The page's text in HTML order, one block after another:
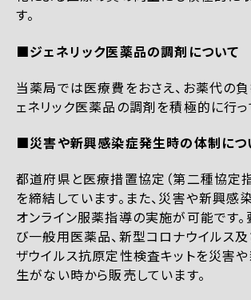
す。
■ジェネリック医薬品の調剤について
当薬局では医療費をおさえ、お薬代の
ェネリック医薬品の調剤を積極的に行っ
■災害や新興感染症発生時の体制につ
都道府県と医療措置協定（第二種協定
を締結しています。また、災害や新興感
オンライン服薬指導の実施が可能です
び一般用医薬品、新型コロナウイルス
ザウイルス抗原定性検査キットを災害
生がない時から販売しています。